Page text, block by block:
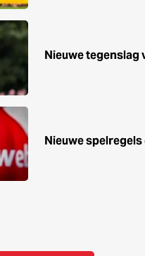
Nieuwe tegenslag
Nieuwe